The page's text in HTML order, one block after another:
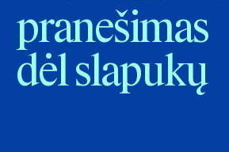
pranešimas
dėl slapukų